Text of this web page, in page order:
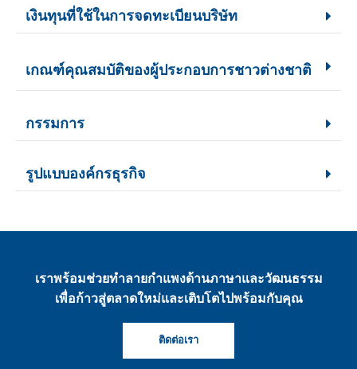
เงินทุนที่ใช้ในการจดทะเบียนบริษัท
เกณฑ์คุณสมบัติของผู้ประกอบการชาวต่างชาติ
กรรมการ
รูปแบบองค์กรธุรกิจ
เราพร้อมช่วยทำลายกำแพงด้านภาษาและวัฒนธรรม
เพื่อก้าวสู่ตลาดใหม่และเติบโตไปพร้อมกับคุณ
ติดต่อเรา